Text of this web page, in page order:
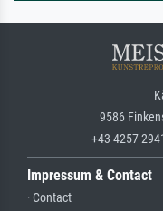
9586
+43 4257
Impressum & Contact
· Contact